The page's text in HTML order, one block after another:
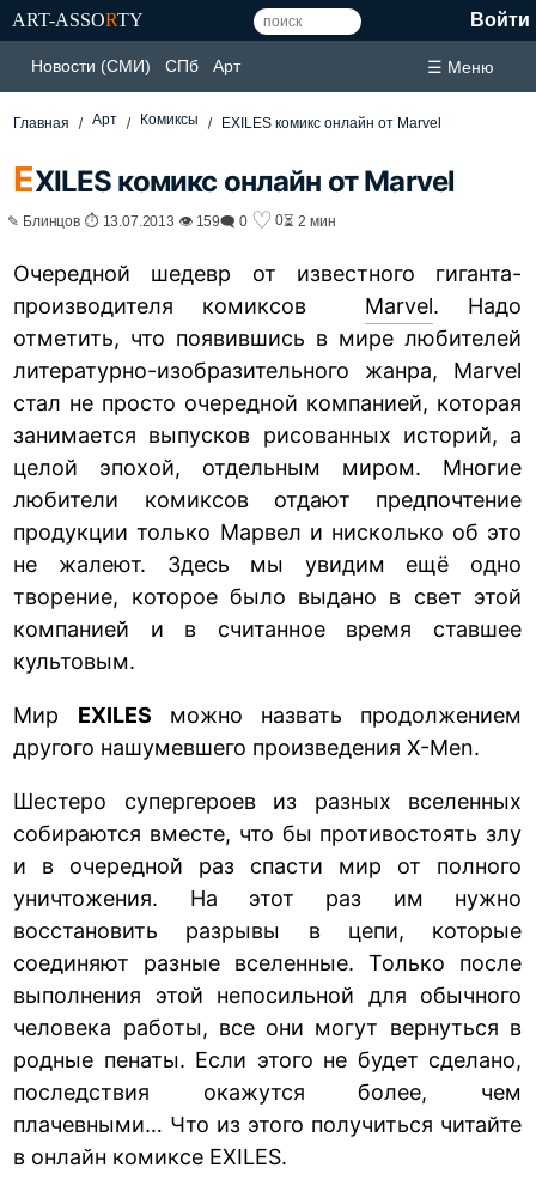
ART-ASSORTY Войти
Новости (СМИ) СПб Арт ☰ Меню
Главная Арт Комиксы EXILES комикс онлайн от Marvel
EXILES комикс онлайн от Marvel
✎ Блинцов ⏱ 13.07.2013 👁 159🗨 0 ♡ 0⏳ 2 мин
Очередной шедевр от известного гиганта-
производителя комиксов Marvel. Надо
отметить, что появившись в мире любителей
литературно-изобразительного жанра, Marvel
стал не просто очередной компанией, которая
занимается выпусков рисованных историй, а
целой эпохой, отдельным миром. Многие
любители комиксов отдают предпочтение
продукции только Марвел и нисколько об это
не жалеют. Здесь мы увидим ещё одно
творение, которое было выдано в свет этой
компанией и в считанное время ставшее
культовым.
Мир EXILES можно назвать продолжением
другого нашумевшего произведения X-Men.
Шестеро супергероев из разных вселенных
собираются вместе, что бы противостоять злу
и в очередной раз спасти мир от полного
уничтожения. На этот раз им нужно
восстановить разрывы в цепи, которые
соединяют разные вселенные. Только после
выполнения этой непосильной для обычного
человека работы, все они могут вернуться в
родные пенаты. Если этого не будет сделано,
последствия окажутся более, чем
плачевными… Что из этого получиться читайте
в онлайн комиксе EXILES.